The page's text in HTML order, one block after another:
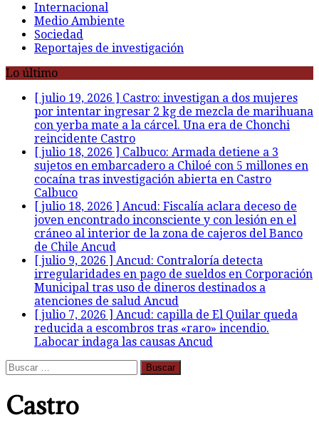
Internacional
Medio Ambiente
Sociedad
Reportajes de investigación
Lo último
[ julio 19, 2026 ] Castro: investigan a dos mujeres
por intentar ingresar 2 kg de mezcla de marihuana
con yerba mate a la cárcel. Una era de Chonchi
reincidente Castro
[ julio 18, 2026 ] Calbuco: Armada detiene a 3
sujetos en embarcadero a Chiloé con 5 millones en
cocaína tras investigación abierta en Castro
Calbuco
[ julio 18, 2026 ] Ancud: Fiscalía aclara deceso de
joven encontrado inconsciente y con lesión en el
cráneo al interior de la zona de cajeros del Banco
de Chile Ancud
[ julio 9, 2026 ] Ancud: Contraloría detecta
irregularidades en pago de sueldos en Corporación
Municipal tras uso de dineros destinados a
atenciones de salud Ancud
[ julio 7, 2026 ] Ancud: capilla de El Quilar queda
reducida a escombros tras «raro» incendio.
Labocar indaga las causas Ancud
Buscar:
Castro